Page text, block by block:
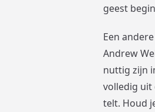
geest
Een
Andrew
nuttig zijn
volledig uit
telt. Houd